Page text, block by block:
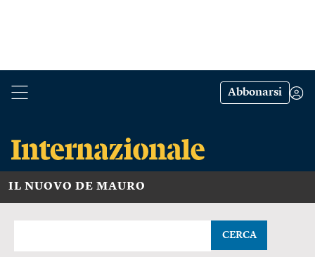
Abbonarsi
IL NUOVO DE MAURO
CERCA